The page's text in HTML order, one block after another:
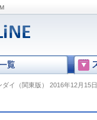
ダイ（関東版） 2016年12月15日